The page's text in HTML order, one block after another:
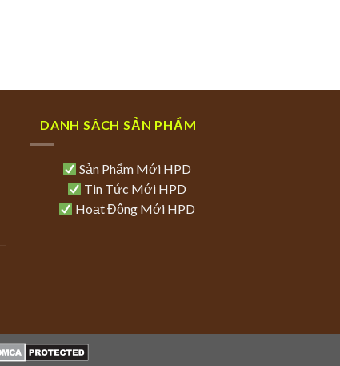
DANH SÁCH SẢN PHẨM
Sản Phẩm Mới HPD
Tin Tức Mới HPD
Hoạt Động Mới HPD